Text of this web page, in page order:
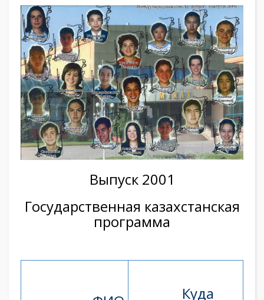
Выпуск 2001
Государственная казахстанская
программа
Куда